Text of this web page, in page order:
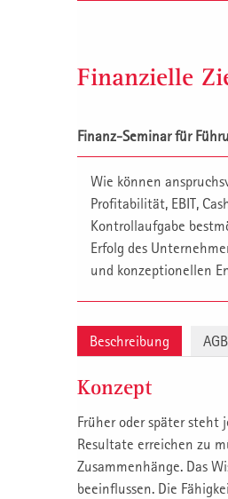
Finanzielle
Finanz-Seminar für
Wie können
Profitabilität, EBIT,
Kontrollaufgabe
Erfolg des
und konzeptionellen
Beschreibung AGB
Konzept
Früher oder später steht
Resultate erreichen zu
Zusammenhänge. Das
beeinflussen. Die